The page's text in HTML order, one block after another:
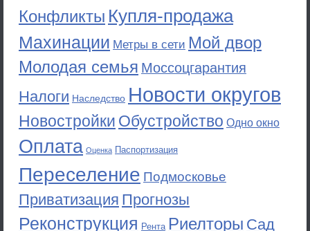
Конфликты Купля-продажа
Махинации Метры в сети Мой двор
Молодая семья Моссоцгарантия
Налоги Наследство Новости округов
Новостройки Обустройство Одно окно
Оплата Оценка Паспортизация
Переселение Подмосковье
Приватизация Прогнозы
Реконструкция Рента Риелторы Сад